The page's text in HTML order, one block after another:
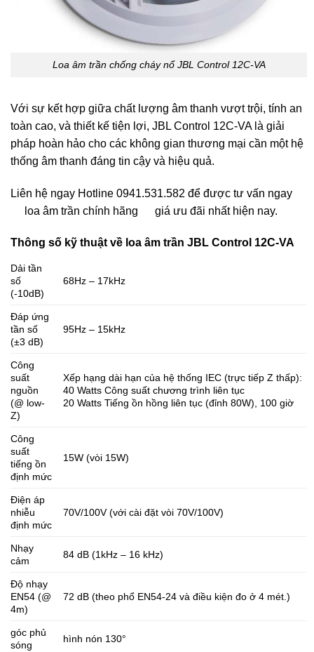
Loa âm trần chống cháy nổ JBL Control 12C-VA
Với sự kết hợp giữa chất lượng âm thanh vượt trội, tính an
toàn cao, và thiết kế tiện lợi, JBL Control 12C-VA là giải
pháp hoàn hảo cho các không gian thương mại cần một hệ
thống âm thanh đáng tin cậy và hiệu quả.
Liên hệ ngay Hotline 0941.531.582 để được tư vấn ngay
loa âm trần chính hãng
giá ưu đãi nhất hiện nay.
Thông số kỹ thuật về loa âm trần JBL Control 12C-VA
Dải tần
số
(-10dB)
68Hz – 17kHz
Đáp ứng
tần số
(±3 dB)
95Hz – 15kHz
Công
suất
nguồn
(@ low-
Z)
Xếp hạng dài hạn của hệ thống IEC (trực tiếp Z thấp):
40 Watts Công suất chương trình liên tục
20 Watts Tiếng ồn hồng liên tục (đỉnh 80W), 100 giờ
Công
suất
tiếng ồn
định mức
15W (vòi 15W)
Điện áp
nhiễu
định mức
70V/100V (với cài đặt vòi 70V/100V)
Nhạy
cảm
84 dB (1kHz – 16 kHz)
Độ nhạy
EN54 (@
4m)
72 dB (theo phổ EN54-24 và điều kiện đo ở 4 mét.)
góc phủ
sóng
hình nón 130°